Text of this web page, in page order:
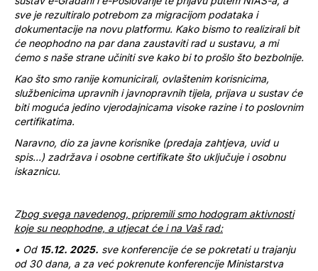
sve je rezultiralo potrebom za migracijom podataka i
dokumentacije na novu platformu. Kako bismo to realizirali bit
će neophodno na par dana zaustaviti rad u sustavu, a mi
ćemo s naše strane učiniti sve kako bi to prošlo što bezbolnije.
Kao što smo ranije komunicirali, ovlaštenim korisnicima,
službenicima upravnih i javnopravnih tijela, prijava u sustav će
biti moguća jedino vjerodajnicama visoke razine i to poslovnim
certifikatima.
Naravno, dio za javne korisnike (predaja zahtjeva, uvid u
spis…) zadržava i osobne certifikate što uključuje i osobnu
iskaznicu.
Zbog svega navedenog, pripremili smo hodogram aktivnosti
koje su neophodne, a utjecat će i na Vaš rad:
• Od 15.12. 2025. sve konferencije će se pokretati u trajanju
od 30 dana, a za već pokrenute konferencije Ministarstva